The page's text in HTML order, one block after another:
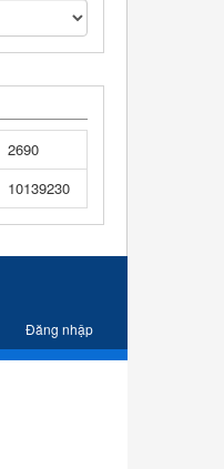
2690
10139230
Đăng nhập